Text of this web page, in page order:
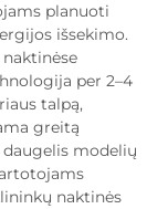
planuoti
išsekimo.
per 2–4
talpą,
greitą
modelių
naktinės